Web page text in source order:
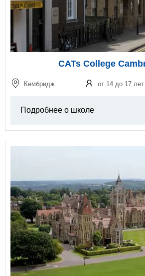
CATs College
Кембридж от 14 до 17 лет
Подробнее о школе